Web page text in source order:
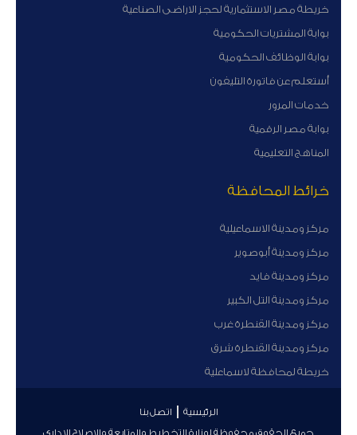
خريطة مصر الاستثمارية لحجز الاراضى الصناعية
بوابة المشتريات الحكومية
بوابة الوظائف الحكومية
أستعلم عن فاتورة التليفون
خدمات المرور
بوابة مصر الرقمية
المناهج التعليمية
خرائط المحافظة
مركز ومدينة الاسماعيلية
مركز ومدينة أبوصوير
مركز ومدينة فايد
مركز ومدينة التل الكبير
مركز ومدينة القنطرة غرب
مركز ومدينة القنطرة شرق
خريطة لمحافظة لاسماعلية
الرئيسية
اتصل بنا